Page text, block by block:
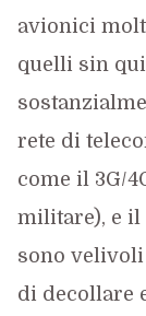
avionici
quelli sin
rete di
come il 3G/
militare), e il
sono
di decollare